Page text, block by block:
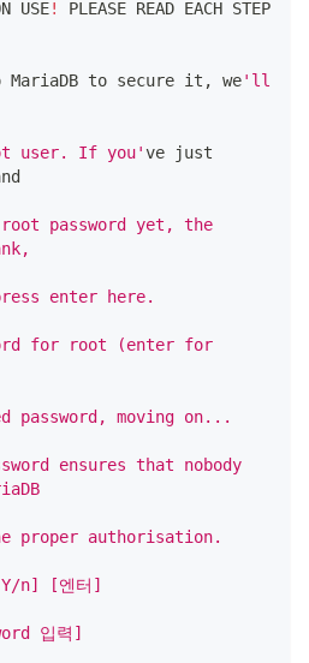
USE!
PLEASE READ EACH STEP
to secure it, we'll
user. If you've just
password yet, the
enter here.
for root (enter for
password, moving on...
ensures that nobody
proper authorisation.
n] [엔터]
입력]